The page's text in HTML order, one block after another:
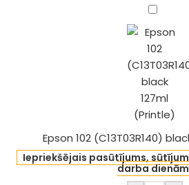
Epson
black
127ml
(Printle)
Epson 102 (C13T03R140)
Iepriekšējais pasūtījums,
darba